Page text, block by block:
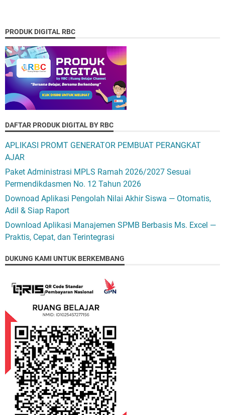
PRODUK DIGITAL RBC
DAFTAR PRODUK DIGITAL BY RBC
APLIKASI PROMT GENERATOR PEMBUAT PERANGKAT
AJAR
Paket Administrasi MPLS Ramah 2026/2027 Sesuai
Permendikdasmen No. 12 Tahun 2026
Downoad Aplikasi Pengolah Nilai Akhir Siswa — Otomatis,
Adil & Siap Raport
Download Aplikasi Manajemen SPMB Berbasis Ms. Excel —
Praktis, Cepat, dan Terintegrasi
DUKUNG KAMI UNTUK BERKEMBANG